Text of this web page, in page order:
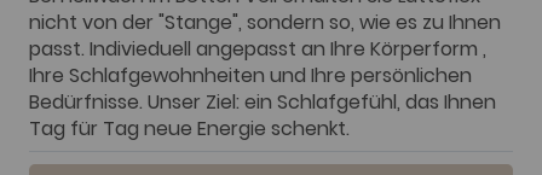
nicht von der "Stange", sondern so, wie es zu Ihnen
passt. Indivieduell angepasst an Ihre Körperform ,
Ihre Schlafgewohnheiten und Ihre persönlichen
Bedürfnisse. Unser Ziel: ein Schlafgefühl, das Ihnen
Tag für Tag neue Energie schenkt.